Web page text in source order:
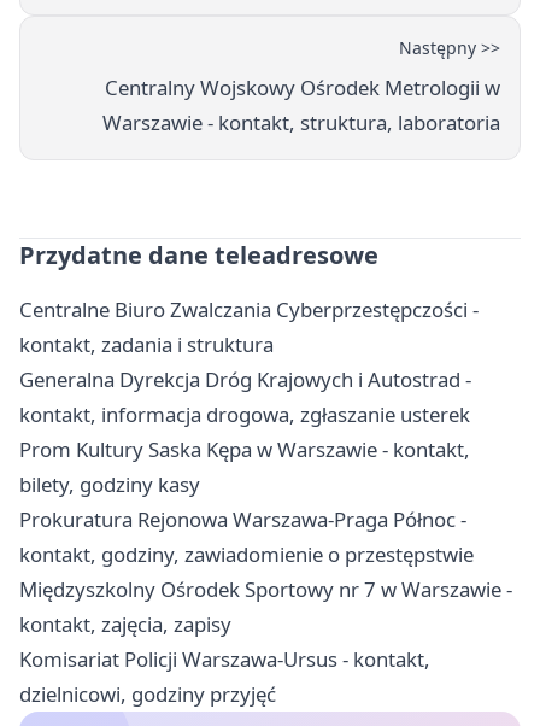
Następny >>
Centralny Wojskowy Ośrodek Metrologii w
Warszawie - kontakt, struktura, laboratoria
Przydatne dane teleadresowe
Centralne Biuro Zwalczania Cyberprzestępczości -
kontakt, zadania i struktura
Generalna Dyrekcja Dróg Krajowych i Autostrad -
kontakt, informacja drogowa, zgłaszanie usterek
Prom Kultury Saska Kępa w Warszawie - kontakt,
bilety, godziny kasy
Prokuratura Rejonowa Warszawa-Praga Północ -
kontakt, godziny, zawiadomienie o przestępstwie
Międzyszkolny Ośrodek Sportowy nr 7 w Warszawie -
kontakt, zajęcia, zapisy
Komisariat Policji Warszawa-Ursus - kontakt,
dzielnicowi, godziny przyjęć